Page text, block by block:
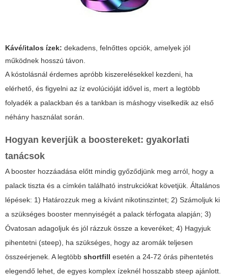
Kávé/italos ízek: dekadens, felnőttes opciók, amelyek jól
működnek hosszú távon.
A kóstolásnál érdemes apróbb kiszerelésekkel kezdeni, ha
elérhető, és figyelni az íz evolúcióját idővel is, mert a legtöbb
folyadék a palackban és a tankban is máshogy viselkedik az első
néhány használat során.
Hogyan keverjük a boostereket: gyakorlati
tanácsok
A booster hozzáadása előtt mindig győződjünk meg arról, hogy a
palack tiszta és a címkén található instrukciókat követjük. Általános
lépések: 1) Határozzuk meg a kívánt nikotinszintet; 2) Számoljuk ki
a szükséges booster mennyiségét a palack térfogata alapján; 3)
Óvatosan adagoljuk és jól rázzuk össze a keveréket; 4) Hagyjuk
pihentetni (steep), ha szükséges, hogy az aromák teljesen
összeérjenek. A legtöbb shortfill esetén a 24-72 órás pihentetés
elegendő lehet, de egyes komplex ízeknél hosszabb steep ajánlott.